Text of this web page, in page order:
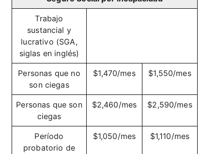
Trabajo
sustancial y
lucrativo (SGA,
siglas en inglés)
Personas que no
son ciegas
$1,470/mes $1,550/mes
Personas que son
ciegas
$2,460/mes $2,590/mes
Período
probatorio de
$1,050/mes $1,110/mes